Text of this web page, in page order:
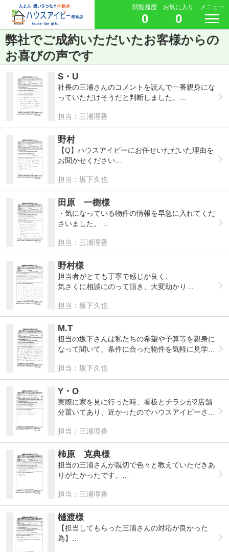
閲覧履歴
0
お気に入り
0
メニュー
弊社でご成約いただいたお客様からの
お喜びの声です
S・U
社長の三浦さんのコメントを読んで一番親身にな
っていただけそうだと判断しました。
TELで内見希望の旨伝えると、即対応してくださ
り、物件も一目ぼれで即決させて頂きました。
売主さんとの交渉も現実的で信頼出来ました。
その後のリフォーム業者さんはじめ、ご紹介頂く
方皆さん良心的でとてもスムーズに転居すること
です。
ありがとうございます。
担当：三浦理香
野村
【Q】ハウスアイビーにお任せいただいた理由を
お聞かせください
初めて見学に行った時に坂下さんの対応が素晴ら
しく丁寧だったから。
聞かせ下さい
初めてのマイホーム購入で分からないことだらけ
の中、家のことからローンや生活のことまで様々
な面でアドバイスをして頂き、不安なく検討する
組んで下さり、スムーズな取引が出来ました。
ても嬉しく思います。
本当にありがとうございました。
担当：坂下久也
田原 一樹様
・気になっている物件の情報を早急に入れてくだ
さいました。
・物件についてのアドバイスを色々頂きました。
・契約の日程を段取り良く組んで下さいました。
・入居の際、工事業者さんとの日程調整をスムー
ズにしてくださいました。。
・工事が終わり、、、素敵なお花を持って入居の
本当に感謝の思いでいっぱいです。三浦さんあり
がとうございました。
担当：三浦理香
野村様
担当者がとても丁寧で感じが良く、
気さくに相談にのって頂き、大変助かり
もなく、本当に納得いくまで相談にのって頂い
たりアドバイスしてくれてとても信頼できまし
た。
また、リフォーム会社さんを紹介して頂いたので
すが、
アイビー
にして本当に良かったです。ありがとうございま
した!!
担当：坂下久也
M.T
担当の坂下さんは私たちの希望や予算等を親身に
なって聞いて、条件に合った物件を気軽に見学出
ずあきらめかけていましたが、今回の物件情報か
らようやく主人との意見が一致した終の住まいの
購入をすることが出来ました。
初めてのことが多かったので不安でしたが、必要
な物、次の予定等、適確に教えてくださり、安心
坂下さんのサポートのおかげです。本当に感謝し
ています。ありがとうございました。
担当：坂下久也
Y・O
実際に家を見に行った時、看板とチラシが2店舗
分置いてあり、近かったのでハウスアイビーさん
迅速かつ丁寧に対応して頂きました。
面倒な手続きも、進んでやっていただけたので助
かりました。
また機会がございましたら宜しくお願い致しま
担当：三浦理香
柿原 克典様
担当の三浦さんが親切で色々と教えていただきあ
りがたかったです。
大変良かったです。
ありがとうございました。
担当：三浦理香
樋渡様
【担当してもらった三浦さんの対応が良かった
為】